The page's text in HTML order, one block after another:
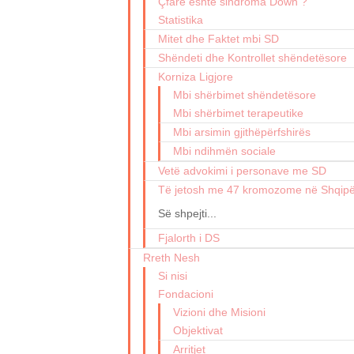
Statistika
Mitet dhe Faktet mbi SD
Shëndeti dhe Kontrollet shëndetësore
Korniza Ligjore
Mbi shërbimet shëndetësore
Mbi shërbimet terapeutike
Mbi arsimin gjithëpërfshirës
Mbi ndihmën sociale
Vetë advokimi i personave me SD
Të jetosh me 47 kromozome në
Së shpejti...
Fjalorth i DS
Rreth Nesh
Si nisi
Fondacioni
Vizioni dhe Misioni
Objektivat
Arritjet